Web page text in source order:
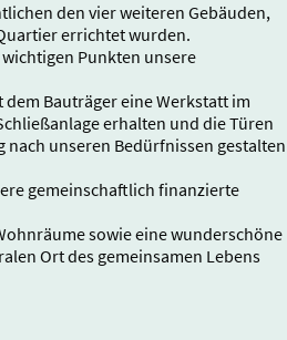
den vier weiteren Gebäuden,
errichtet wurden.
Punkten unsere
Bauträger eine Werkstatt im
erhalten und die Türen
unseren Bedürfnissen gestalten
gemeinschaftlich finanzierte
sowie eine wunderschöne
Ort des gemeinsamen Lebens